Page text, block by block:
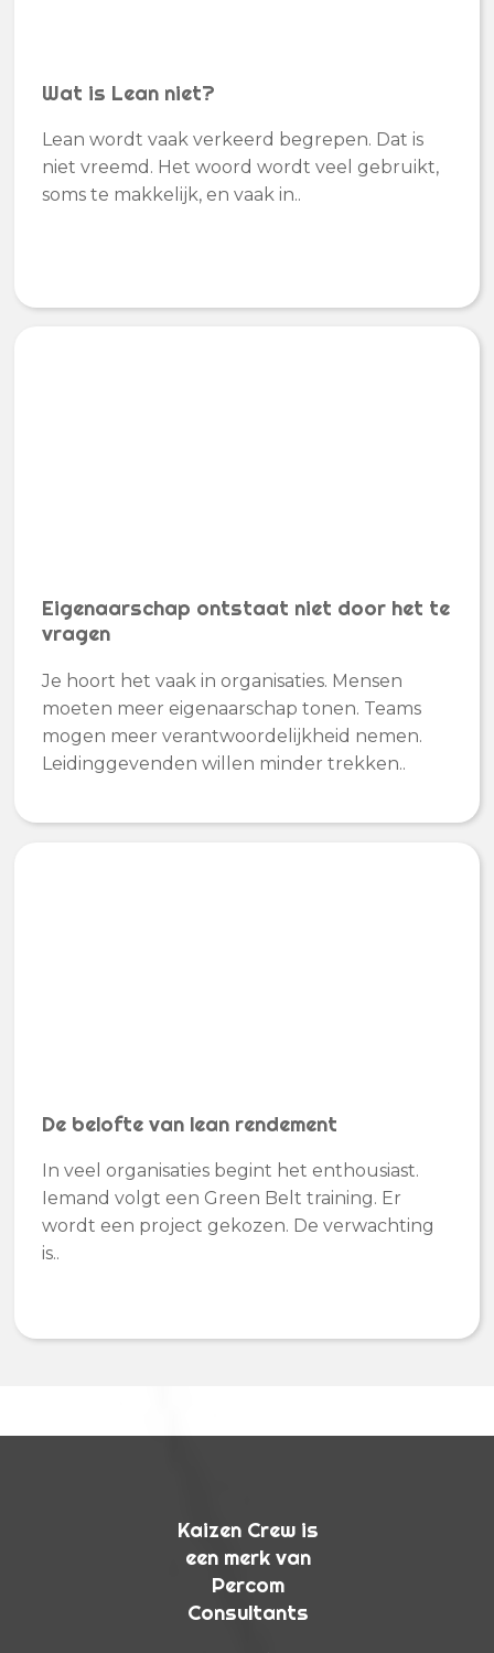
Wat is Lean niet?
Lean wordt vaak verkeerd begrepen. Dat is
niet vreemd. Het woord wordt veel gebruikt,
soms te makkelijk, en vaak in..
Eigenaarschap ontstaat niet door het te
vragen
Je hoort het vaak in organisaties. Mensen
moeten meer eigenaarschap tonen. Teams
mogen meer verantwoordelijkheid nemen.
Leidinggevenden willen minder trekken..
De belofte van lean rendement
In veel organisaties begint het enthousiast.
Iemand volgt een Green Belt training. Er
wordt een project gekozen. De verwachting
is..
Kaizen Crew is
een merk van
Percom
Consultants